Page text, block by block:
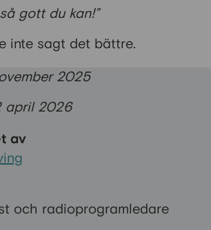
gott du kan!”
inte sagt det bättre.
2025
april 2026
av
och radioprogramledare